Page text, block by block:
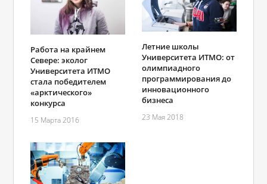
Работа на крайнем
Севере: эколог
Университета ИТМО
стала победителем
«арктического»
конкурса
15 Марта 2016
Летние школы
Университета ИТМО: от
олимпиадного
программирования до
инновационного
бизнеса
23 Мая 2018